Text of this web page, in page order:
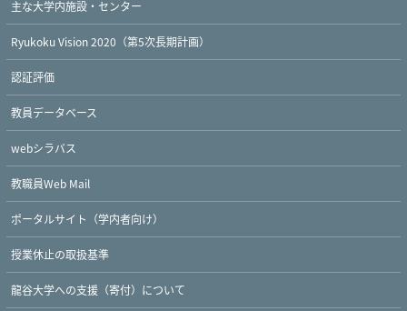
主な大学内施設・センター
Ryukoku Vision 2020（第5次長期計画）
認証評価
教員データベース
webシラバス
教職員Web Mail
ポータルサイト（学内者向け）
授業休止の取扱基準
龍谷大学への支援（寄付）について